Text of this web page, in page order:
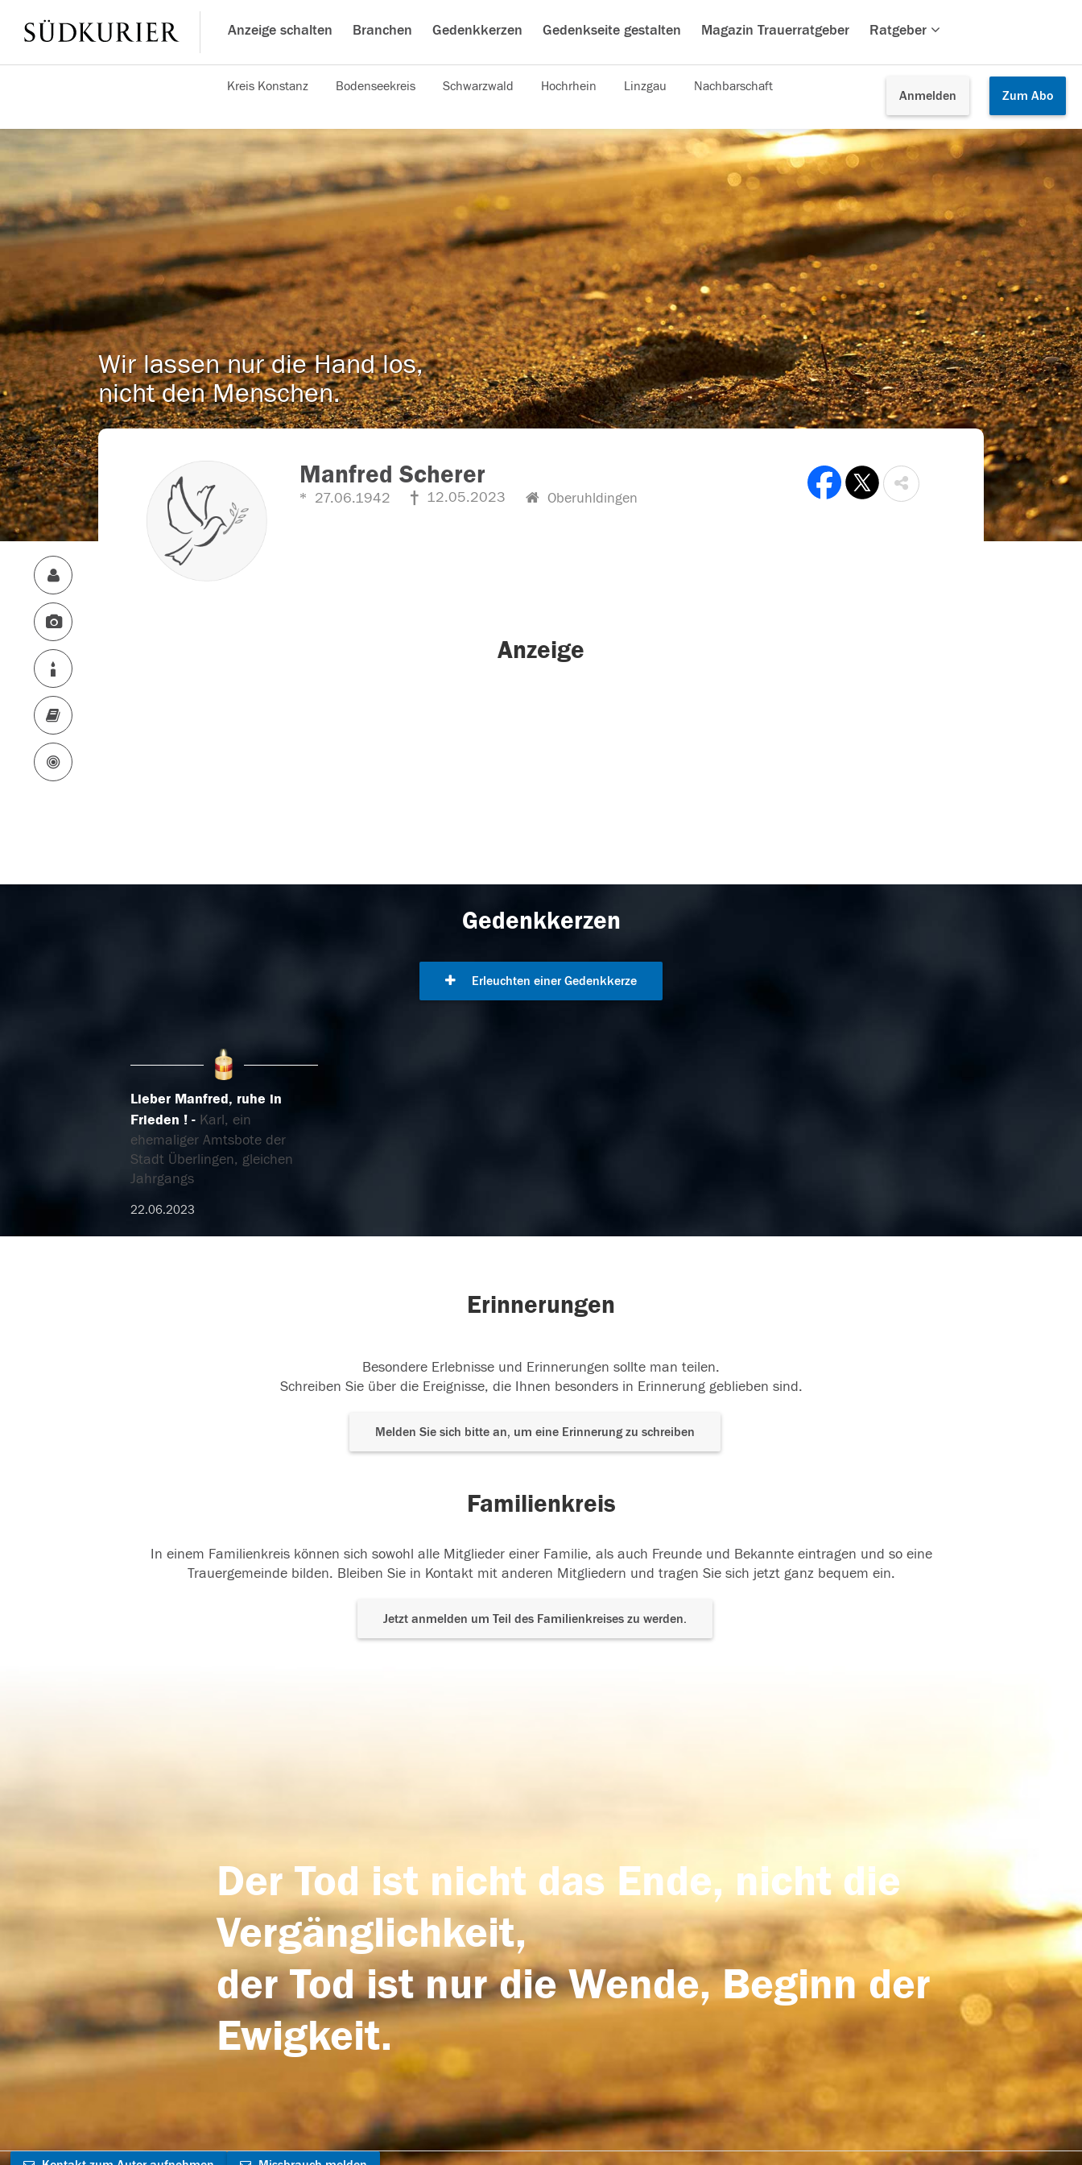
Anzeige schalten Branchen Gedenkkerzen Gedenkseite gestalten Magazin Trauerratgeber Ratgeber
Anmelden Zum Abo
Kreis Konstanz Bodenseekreis Schwarzwald Hochrhein Linzgau Nachbarschaft
Wir lassen nur die Hand los,
nicht den Menschen.
Manfred Scherer
27.06.1942 12.05.2023 Oberuhldingen
Anzeige
Gedenkkerzen
Erleuchten einer Gedenkkerze
Lieber Manfred, ruhe in
Frieden !
Karl, ein
ehemaliger Amtsbote der
Stadt Überlingen, gleichen
Jahrgangs
22.06.2023
Erinnerungen
Besondere Erlebnisse und Erinnerungen sollte man teilen.
Schreiben Sie über die Ereignisse, die Ihnen besonders in Erinnerung geblieben sind.
Melden Sie sich bitte an, um eine Erinnerung zu schreiben
Familienkreis
In einem Familienkreis können sich sowohl alle Mitglieder einer Familie, als auch Freunde und Bekannte eintragen und so eine
Trauergemeinde bilden. Bleiben Sie in Kontakt mit anderen Mitgliedern und tragen Sie sich jetzt ganz bequem ein.
Jetzt anmelden um Teil des Familienkreises zu werden.
Der Tod ist nicht das Ende, nicht die
Vergänglichkeit,
der Tod ist nur die Wende, Beginn der
Ewigkeit.